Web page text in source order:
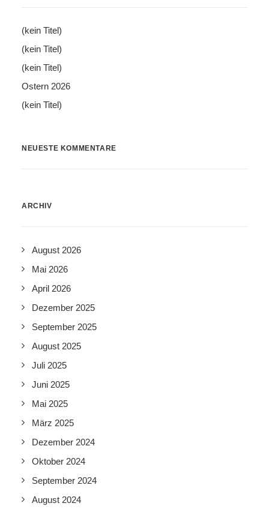
(kein Titel)
(kein Titel)
(kein Titel)
Ostern 2026
(kein Titel)
NEUESTE KOMMENTARE
ARCHIV
August 2026
Mai 2026
April 2026
Dezember 2025
September 2025
August 2025
Juli 2025
Juni 2025
Mai 2025
März 2025
Dezember 2024
Oktober 2024
September 2024
August 2024